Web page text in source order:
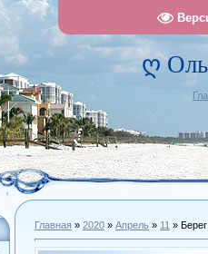
ღ
Главная » 2020 » Апрель » 11 »